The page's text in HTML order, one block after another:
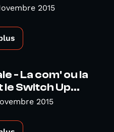
2015
- La com' ou la
le Switch Up...
2015